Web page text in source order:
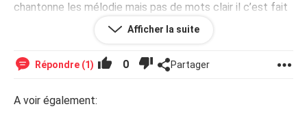
chantonne les mélodie mais pas de mots clair il c’est fait
opérer vendredi merci vos témoignages ????
Afficher la suite
Répondre (1) 0 Partager
A voir également: